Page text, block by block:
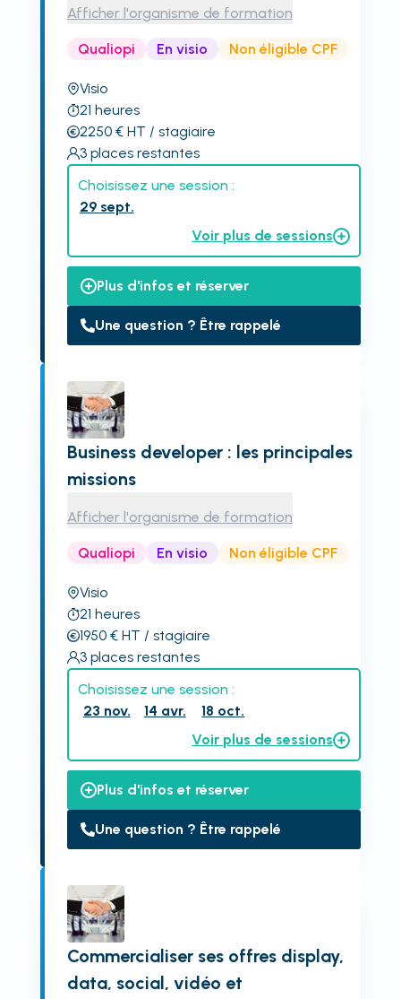
Afficher l'organisme de formation
Qualiopi En visio Non éligible CPF
Visio
21 heures
2250€ HT / stagiaire
3 places restantes
Choisissez une session :
29 sept.
Voir plus de sessions
Plus d'infos et réserver
Une question ? Être rappelé
Business developer : les principales
missions
Afficher l'organisme de formation
Qualiopi En visio Non éligible CPF
Visio
21 heures
1950€ HT / stagiaire
3 places restantes
Choisissez une session :
23 nov.
14 avr.
18 oct.
Voir plus de sessions
Plus d'infos et réserver
Une question ? Être rappelé
Commercialiser ses offres display,
data, social, vidéo et